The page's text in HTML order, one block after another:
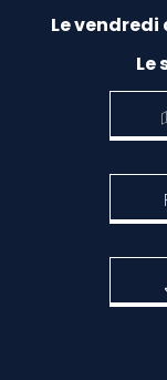
Le vendredi
Le